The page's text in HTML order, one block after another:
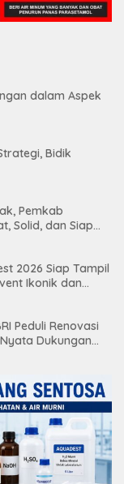
dalam Aspek
Bidik
Pemkab
Solid, dan Siap
2026 Siap Tampil
Ikonik dan
Peduli Renovasi
Dukungan